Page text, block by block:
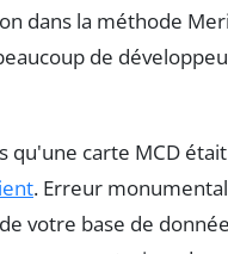
dans la méthode
de
qu'une carte MCD
. Erreur
votre base de